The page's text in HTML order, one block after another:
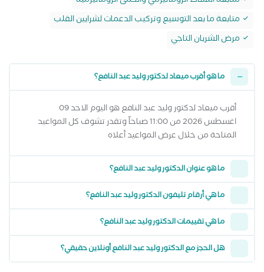
متابعة ما بعد التوسيع وتركيب الدعمات لشرايين القلب
مرض الشريان التاجي
ما هو أقرب ميعاد لدكتور وليد عبد النافع؟
أقرب ميعاد لدكتور وليد عبد النافع هو اليوم الاحد 09
اغسطس 2026 من 11:00 صباحاً وتقدر تشوف كل المواعيد
المتاحة من خلال عرض المواعيد أعلاه
ما هو عنوان الدكتور وليد عبد النافع؟
ما هي أرقام تليفون الدكتور وليد عبد النافع؟
ما هي تقييمات الدكتور وليد عبد النافع؟
هل الحجز مع الدكتور وليد عبد النافع أونلاين حقيقي؟